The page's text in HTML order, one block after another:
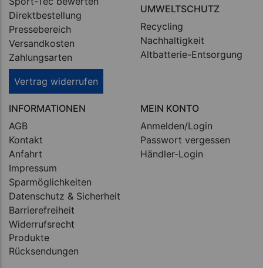
Direktbestellung
Pressebereich
Versandkosten
Zahlungsarten
Vertrag widerrufen
UMWELTSCHUTZ
Recycling
Nachhaltigkeit
Altbatterie-Entsorgung
INFORMATIONEN
AGB
Kontakt
Anfahrt
Impressum
Sparmöglichkeiten
Datenschutz & Sicherheit
Barrierefreiheit
Widerrufsrecht
Produkte
Rücksendungen
MEIN KONTO
Anmelden/Login
Passwort vergessen
Händler-Login